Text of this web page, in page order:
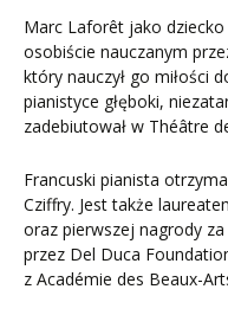
Marc Laforêt jako dziecko
osobiście nauczanym
który nauczył go miłości
pianistyce głęboki,
zadebiutował w Théâtre
Francuski pianista
Cziffry. Jest także
oraz pierwszej nagrody
przez Del Duca
z Académie des Beaux-